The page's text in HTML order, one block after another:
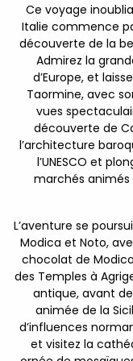
Ce voyage
Italie commence
découverte de la
Admirez la
d’Europe, et
Taormine, avec
vues
découverte de
l’architecture
l’UNESCO et
marchés
L’aventure se
Modica et Noto,
chocolat de
des Temples à
antique, avant
animée de la
d’influences
et visitez la